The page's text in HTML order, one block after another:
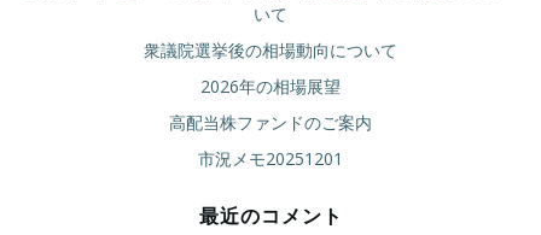
いて
衆議院選挙後の相場動向について
2026年の相場展望
高配当株ファンドのご案内
市況メモ20251201
最近のコメント